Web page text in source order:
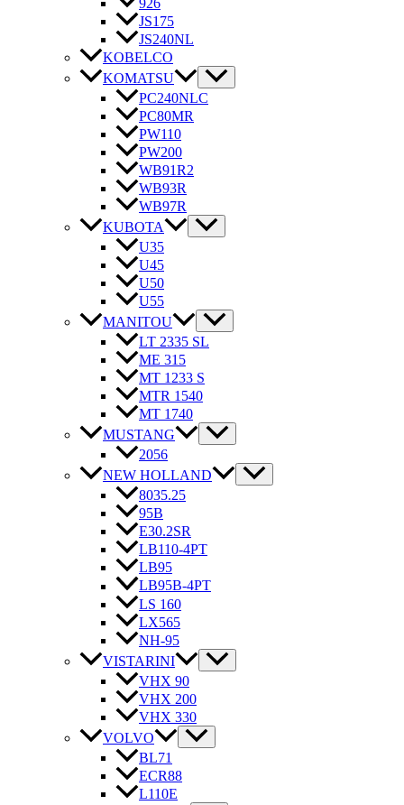
JS175
JS240NL
KOBELCO
KOMATSU
PC240NLC
PC80MR
PW110
PW200
WB91R2
WB93R
WB97R
KUBOTA
U35
U45
U50
U55
MANITOU
LT 2335 SL
ME 315
MT 1233 S
MTR 1540
MT 1740
MUSTANG
2056
NEW HOLLAND
8035.25
95B
E30.2SR
LB110-4PT
LB95
LB95B-4PT
LS 160
LX565
NH-95
VISTARINI
VHX 90
VHX 200
VHX 330
VOLVO
BL71
ECR88
L110E